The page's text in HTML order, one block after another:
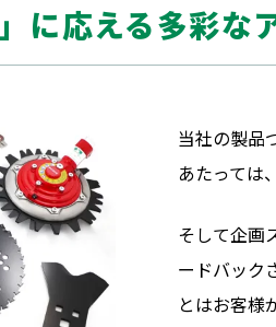
に応える多彩な
当社の製品
あたっては
そして企画
ードバック
とはお客様